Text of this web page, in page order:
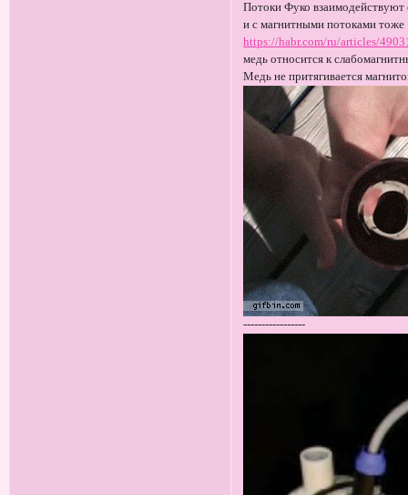
Потоки Фуко
и с магнитными потоками тоже
https://habr.com/ru/articles/
медь относится к
Медь не притягивается
-----------------